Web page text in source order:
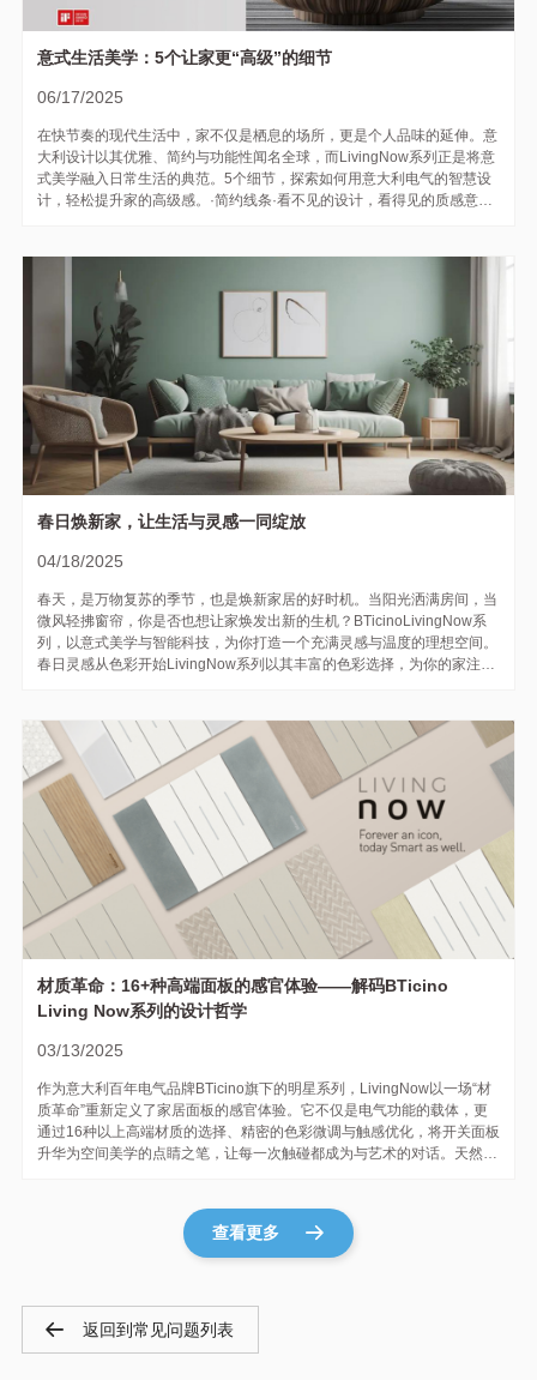
意式生活美学：5个让家更“高级”的细节
06/17/2025
在快节奏的现代生活中，家不仅是栖息的场所，更是个人品味的延伸。意
大利设计以其优雅、简约与功能性闻名全球，而LivingNow系列正是将意
式美学融入日常生活的典范。5个细节，探索如何用意大利电气的智慧设
计，轻松提升家的高级感。·简约线条·看不见的设计，看得见的质感意大
春日焕新家，让生活与灵感一同绽放
04/18/2025
春天，是万物复苏的季节，也是焕新家居的好时机。当阳光洒满房间，当
微风轻拂窗帘，你是否也想让家焕发出新的生机？BTicinoLivingNow系
列，以意式美学与智能科技，为你打造一个充满灵感与温度的理想空间。
春日灵感从色彩开始LivingNow系列以其丰富的色彩选择，为你的家注入
材质革命：16+种高端面板的感官体验——解码BTicino
Living Now系列的设计哲学
03/13/2025
作为意大利百年电气品牌BTicino旗下的明星系列，LivingNow以一场“材
质革命”重新定义了家居面板的感官体验。它不仅是电气功能的载体，更
通过16种以上高端材质的选择、精密的色彩微调与触感优化，将开关面板
升华为空间美学的点睛之笔，让每一次触碰都成为与艺术的对话。天然材
查看更多
返回到常见问题列表